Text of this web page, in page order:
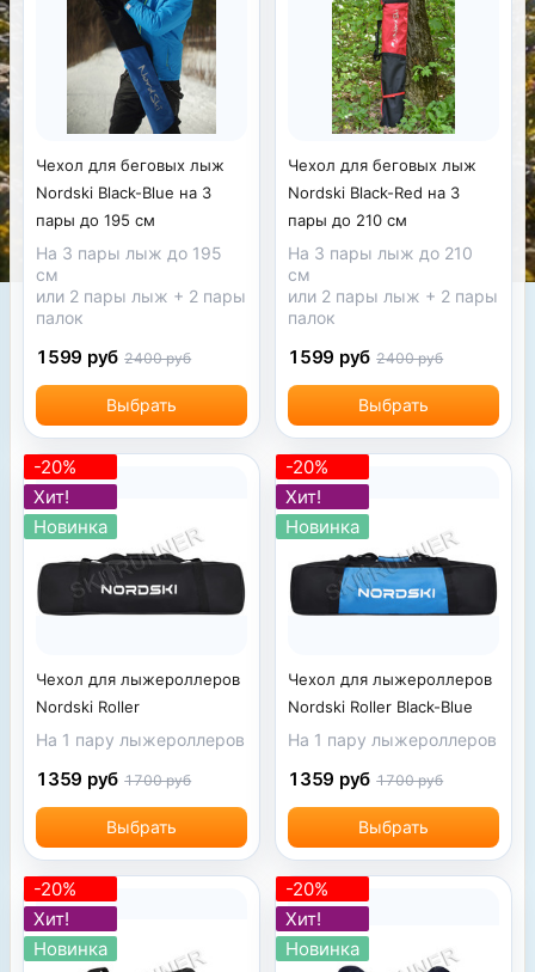
Чехол для беговых лыж
Nordski Black-Blue на 3
пары до 195 см
На 3 пары лыж до 195
см
или 2 пары лыж + 2 пары
палок
Выбрать
1599 руб 2400 руб
Чехол для беговых лыж
Nordski Black-Red на 3
пары до 210 см
На 3 пары лыж до 210
см
или 2 пары лыж + 2 пары
палок
Выбрать
1599 руб 2400 руб
-20%
Хит!
Новинка
Чехол для лыжероллеров
Nordski Roller
На 1 пару лыжероллеров
Выбрать
1359 руб 1700 руб
-20%
Хит!
Новинка
Чехол для лыжероллеров
Nordski Roller Black-Blue
На 1 пару лыжероллеров
Выбрать
1359 руб 1700 руб
-20%
Хит!
Новинка
-20%
Хит!
Новинка